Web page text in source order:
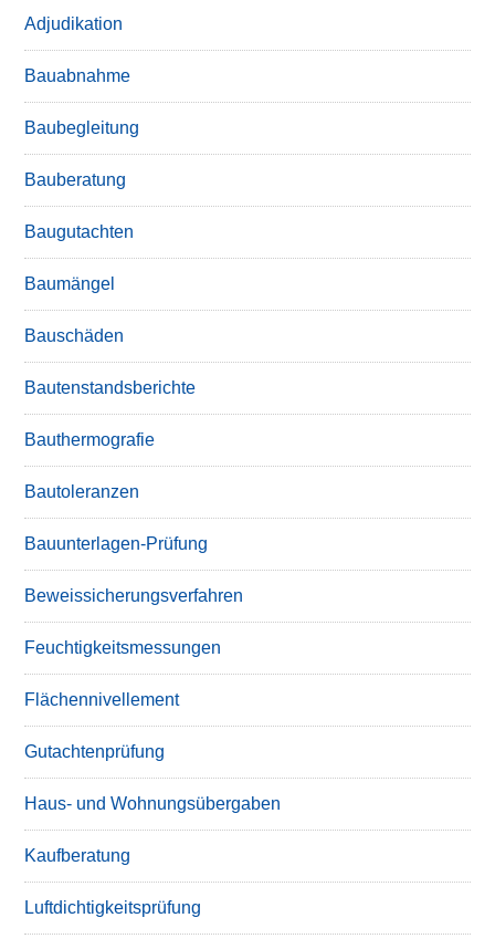
Adjudikation
Bauabnahme
Baubegleitung
Bauberatung
Baugutachten
Baumängel
Bauschäden
Bautenstandsberichte
Bauthermografie
Bautoleranzen
Bauunterlagen-Prüfung
Beweissicherungsverfahren
Feuchtigkeitsmessungen
Flächennivellement
Gutachtenprüfung
Haus- und Wohnungsübergaben
Kaufberatung
Luftdichtigkeitsprüfung